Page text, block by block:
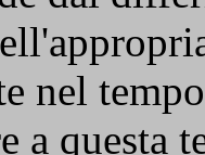
nel
a questa